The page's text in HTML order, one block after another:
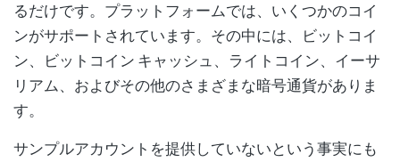
るだけです。プラットフォームでは、いくつかのコイ
ンがサポートされています。その中には、ビットコイ
ン、ビットコイン キャッシュ、ライトコイン、イーサ
リアム、およびその他のさまざまな暗号通貨がありま
す。
サンプルアカウントを提供していないという事実にも